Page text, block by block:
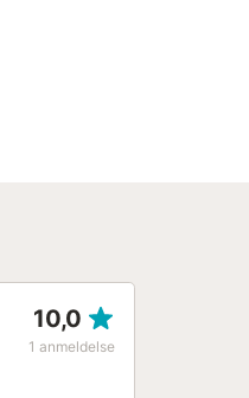
10,0
1 anmeldelse